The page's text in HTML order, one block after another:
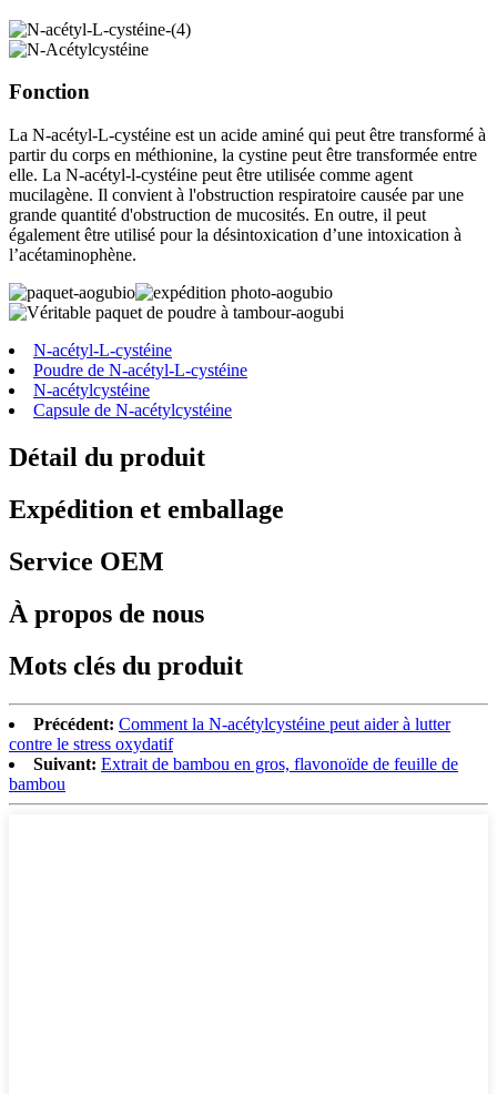
Fonction
La N-acétyl-L-cystéine est un acide aminé qui peut être transformé à
partir du corps en méthionine, la cystine peut être transformée entre
elle. La N-acétyl-l-cystéine peut être utilisée comme agent
mucilagène. Il convient à l'obstruction respiratoire causée par une
grande quantité d'obstruction de mucosités. En outre, il peut
également être utilisé pour la désintoxication d’une intoxication à
l’acétaminophène.
N-acétyl-L-cystéine
Poudre de N-acétyl-L-cystéine
N-acétylcystéine
Capsule de N-acétylcystéine
Détail du produit
Expédition et emballage
Service OEM
À propos de nous
Mots clés du produit
Précédent: Comment la N-acétylcystéine peut aider à lutter
contre le stress oxydatif
Suivant: Extrait de bambou en gros, flavonoïde de feuille de
bambou